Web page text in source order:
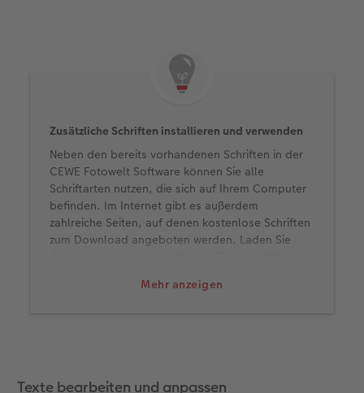
Mehr anzeigen
Zusätzliche Schriften installieren und verwenden
Neben den bereits vorhandenen Schriften in der
CEWE Fotowelt Software können Sie alle
Schriftarten nutzen, die sich auf Ihrem Computer
befinden. Im Internet gibt es außerdem
zahlreiche Seiten, auf denen kostenlose Schriften
zum Download angeboten werden. Laden Sie
unserer Gestaltungssoftware.
Texte bearbeiten und anpassen